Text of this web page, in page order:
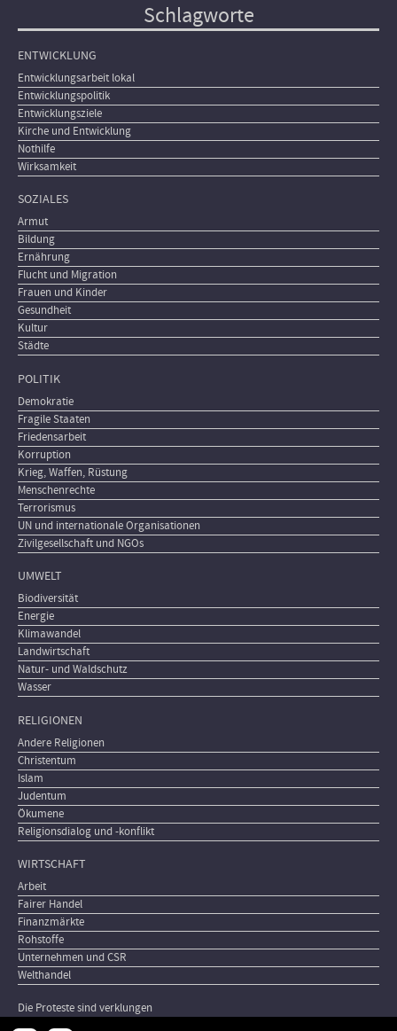
Schlagworte
ENTWICKLUNG
Entwicklungsarbeit lokal
Entwicklungspolitik
Entwicklungsziele
Kirche und Entwicklung
Nothilfe
Wirksamkeit
SOZIALES
Armut
Bildung
Ernährung
Flucht und Migration
Frauen und Kinder
Gesundheit
Kultur
Städte
POLITIK
Demokratie
Fragile Staaten
Friedensarbeit
Korruption
Krieg, Waffen, Rüstung
Menschenrechte
Terrorismus
UN und internationale Organisationen
Zivilgesellschaft und NGOs
UMWELT
Biodiversität
Energie
Klimawandel
Landwirtschaft
Natur- und Waldschutz
Wasser
RELIGIONEN
Andere Religionen
Christentum
Islam
Judentum
Ökumene
Religionsdialog und -konflikt
WIRTSCHAFT
Arbeit
Fairer Handel
Finanzmärkte
Rohstoffe
Unternehmen und CSR
Welthandel
Die Proteste sind verklungen